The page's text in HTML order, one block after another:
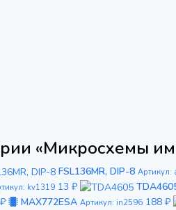
«Микросхемы
FSL136MR, DIP-8 Артикул:
kv1319 13 ₽
MAX772ESA Артикул: in2596 188 ₽